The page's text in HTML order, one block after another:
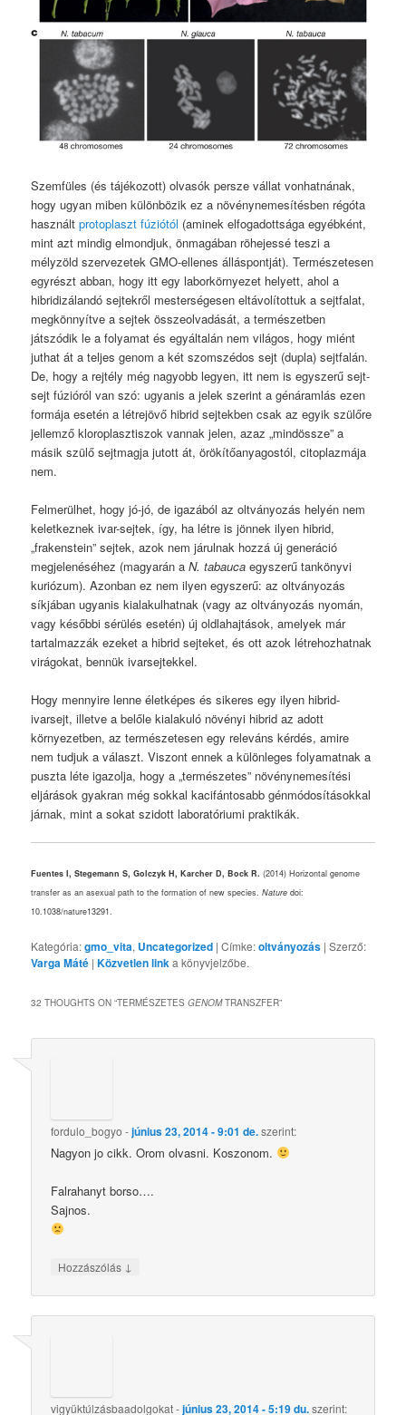
Szemfüles (és tájékozott) olvasók persze vállat vonhatnának,
hogy ugyan miben különbözik ez a növénynemesítésben régóta
használtprotoplaszt fúziótól (aminek elfogadottsága egyébként,
mint azt mindig elmondjuk, önmagában röhejessé teszi a
mélyzöld szervezetek GMO-ellenes álláspontját). Természetesen
egyrészt abban, hogy itt egy laborkörnyezet helyett, ahol a
hibridizálandó sejtekről mesterségesen eltávolítottuk a sejtfalat,
megkönnyítve a sejtek összeolvadását, a természetben
játszódik le a folyamat és egyáltalán nem világos, hogy miént
juthat át a teljes genom a két szomszédos sejt (dupla) sejtfalán.
De, hogy a rejtély még nagyobb legyen, itt nem is egyszerű sejt-
sejt fúzióról van szó: ugyanis a jelek szerint a génáramlás ezen
formája esetén a létrejövő hibrid sejtekben csak az egyik szülőre
jellemző kloroplasztiszok vannak jelen, azaz „mindössze” a
másik szülő sejtmagja jutott át, örökítőanyagostól, citoplazmája
nem.
Felmerülhet, hogy jó-jó, de igazából az oltványozás helyén nem
keletkeznek ivar-sejtek, így, ha létre is jönnek ilyen hibrid,
„frakenstein” sejtek, azok nem járulnak hozzá új generáció
megjelenéséhez (magyarán aN. tabauca egyszerű tankönyvi
kuriózum). Azonban ez nem ilyen egyszerű: az oltványozás
síkjában ugyanis kialakulhatnak (vagy az oltványozás nyomán,
vagy későbbi sérülés esetén) új oldlahajtások, amelyek már
tartalmazzák ezeket a hibrid sejteket, és ott azok létrehozhatnak
virágokat, bennük ivarsejtekkel.
Hogy mennyire lenne életképes és sikeres egy ilyen hibrid-
ivarsejt, illetve a belőle kialakuló növényi hibrid az adott
környezetben, az természetesen egy releváns kérdés, amire
nem tudjuk a választ. Viszont ennek a különleges folyamatnak a
puszta léte igazolja, hogy a „természetes” növénynemesítési
eljárások gyakran még sokkal kacifántosabb génmódosításokkal
járnak, mint a sokat szidott laboratóriumi praktikák.
Fuentes I, Stegemann S, Golczyk H, Karcher D, Bock R. (2014) Horizontal genome
transfer as an asexual path to the formation of new species.Nature doi:
10.1038/nature13291.
Kategória:gmo_vita, Uncategorized | Címke:oltványozás | Szerző:
Varga Máté |Közvetlen linka könyvjelzőbe.
32 THOUGHTS ON “TERMÉSZETESGENOMTRANSZFER”
fordulo_bogyo -június 23, 2014 - 9:01 de.szerint:
Nagyon jo cikk. Orom olvasni. Koszonom.
Falrahanyt borso….
Sajnos.
Hozzászólás ↓
vigyüktúlzásbaadolgokat-június 23, 2014 - 5:19 du.szerint: